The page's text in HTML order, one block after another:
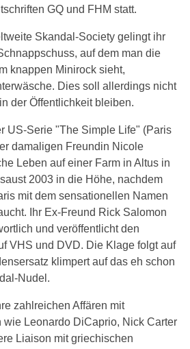
GQ und FHM statt.
Skandal-Society gelingt ihr
auf dem man die
knappen Minirock sieht,
Dies soll allerdings nicht
der Öffentlichkeit bleiben.
US-Serie "The Simple Life" (Paris
damaligen Freundin Nicole
Leben auf einer Farm in Altus in
2003 in die Höhe, nachdem
mit dem sensationellen Namen
Ihr Ex-Freund Rick Salomon
und veröffentlicht den
VHS und DVD. Die Klage folgt auf
klimpert auf das eh schon
Nudel.
zahlreichen Affären mit
wie Leonardo DiCaprio, Nick Carter
Liaison mit griechischen